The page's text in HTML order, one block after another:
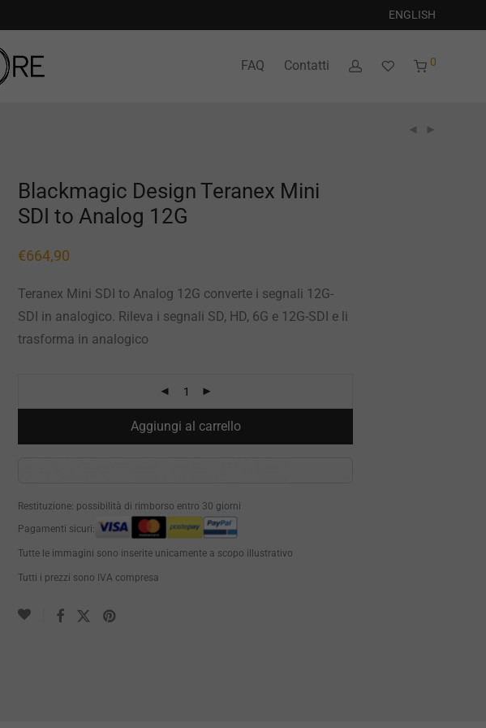
ENGLISH
FAQ Contatti 0
Blackmagic Design Teranex Mini
SDI to Analog 12G
€664,90
Teranex Mini SDI to Analog 12G converte i segnali 12G-
SDI in analogico. Rileva i segnali SD, HD, 6G e 12G-SDI e li
trasforma in analogico
Aggiungi al carrello
Restituzione: possibilità di rimborso entro 30 giorni
Pagamenti sicuri:
Tutte le immagini sono inserite unicamente a scopo illustrativo
Tutti i prezzi sono IVA compresa